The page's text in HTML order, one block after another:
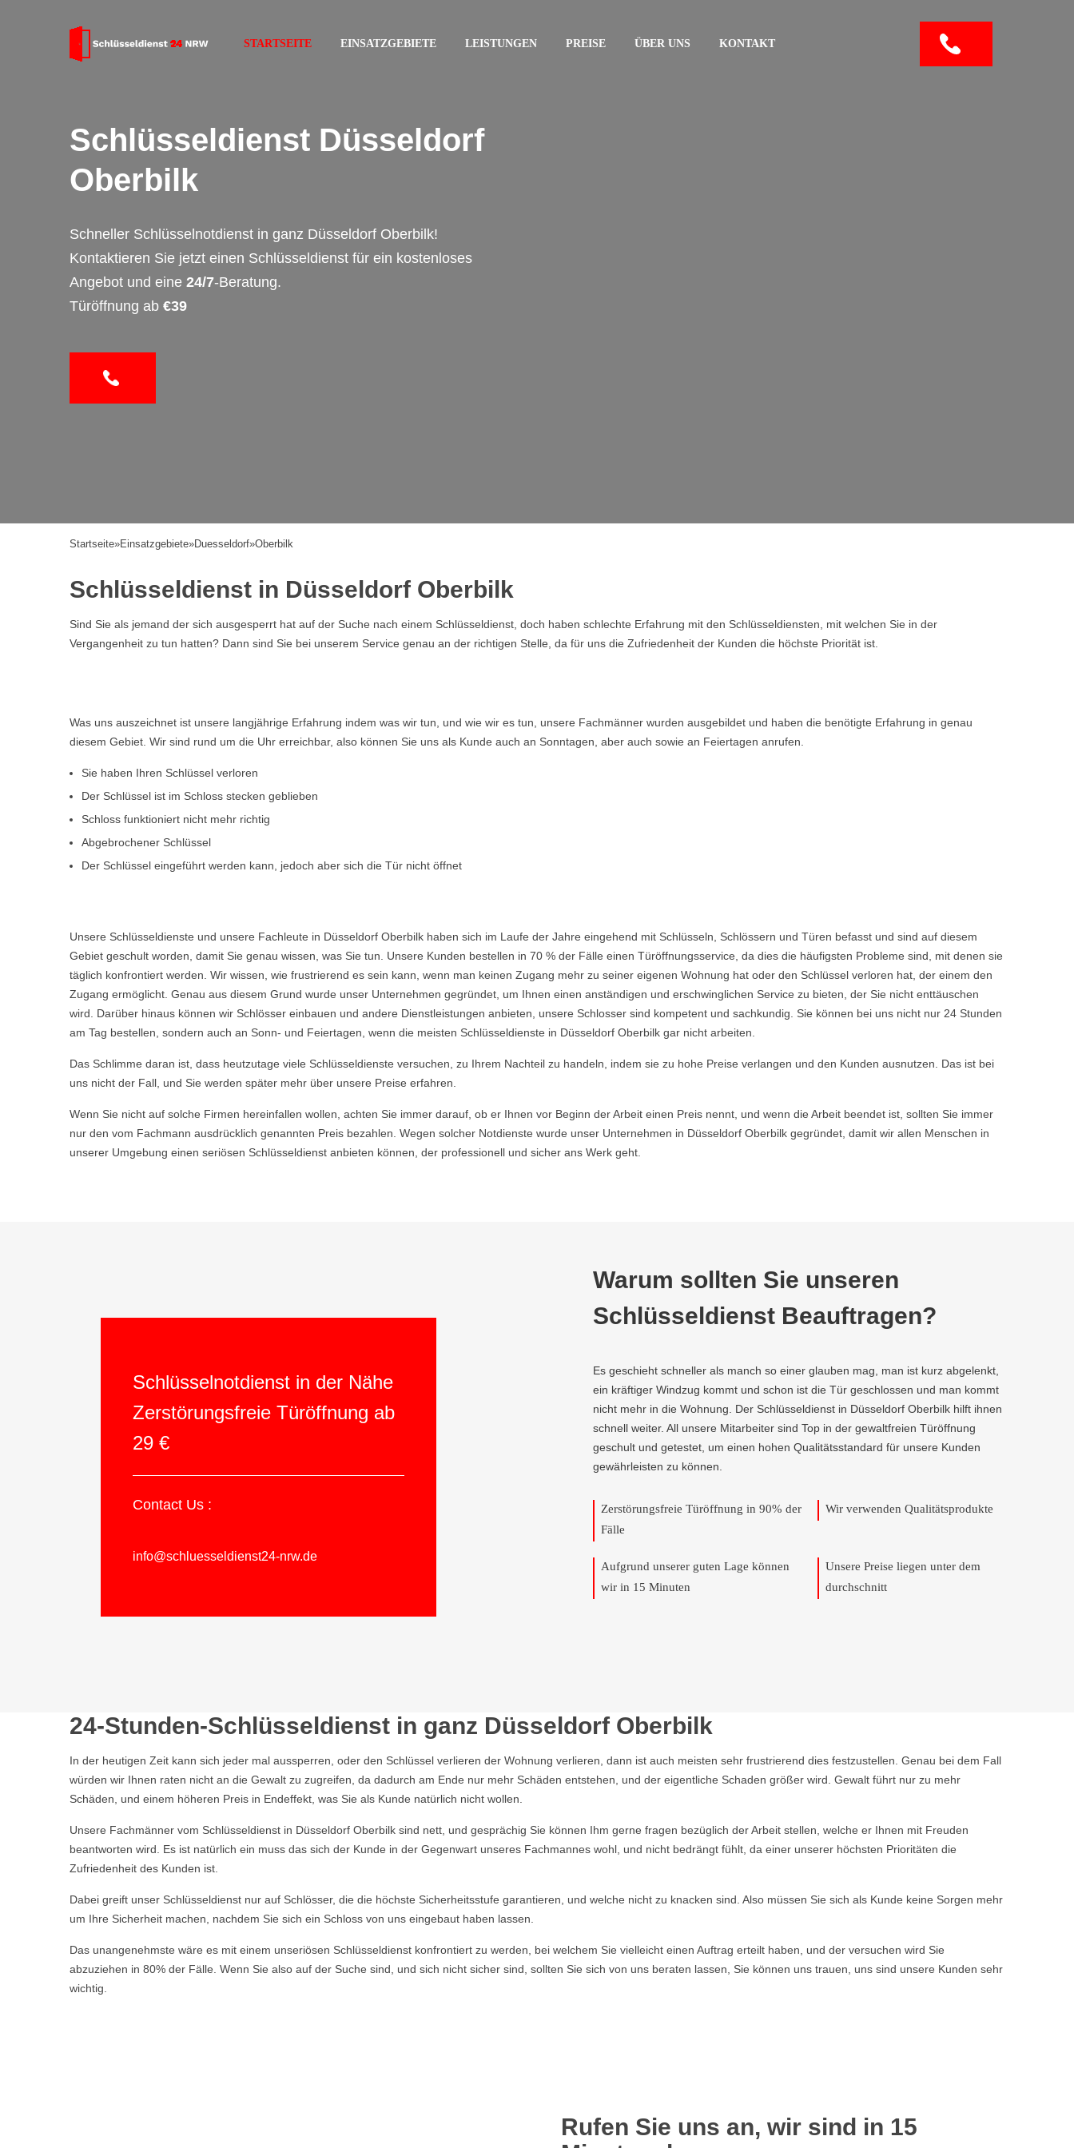
STARTSEITE EINSATZGEBIETE LEISTUNGEN PREISE ÜBER UNS KONTAKT
Schlüsseldienst Düsseldorf
Oberbilk
Schneller Schlüsselnotdienst in ganz Düsseldorf Oberbilk!
Kontaktieren Sie jetzt einen Schlüsseldienst für ein kostenloses
Angebot und eine 24/7-Beratung.
Türöffnung ab €39
Startseite»Einsatzgebiete»Duesseldorf»Oberbilk
Schlüsseldienst in Düsseldorf Oberbilk
Sind Sie als jemand der sich ausgesperrt hat auf der Suche nach einem Schlüsseldienst, doch haben schlechte Erfahrung mit den Schlüsseldiensten, mit welchen Sie in der
Vergangenheit zu tun hatten? Dann sind Sie bei unserem Service genau an der richtigen Stelle, da für uns die Zufriedenheit der Kunden die höchste Priorität ist.
Was uns auszeichnet ist unsere langjährige Erfahrung indem was wir tun, und wie wir es tun, unsere Fachmänner wurden ausgebildet und haben die benötigte Erfahrung in genau
diesem Gebiet. Wir sind rund um die Uhr erreichbar, also können Sie uns als Kunde auch an Sonntagen, aber auch sowie an Feiertagen anrufen.
Sie haben Ihren Schlüssel verloren
Der Schlüssel ist im Schloss stecken geblieben
Schloss funktioniert nicht mehr richtig
Abgebrochener Schlüssel
Der Schlüssel eingeführt werden kann, jedoch aber sich die Tür nicht öffnet
Unsere Schlüsseldienste und unsere Fachleute in Düsseldorf Oberbilk haben sich im Laufe der Jahre eingehend mit Schlüsseln, Schlössern und Türen befasst und sind auf diesem
Gebiet geschult worden, damit Sie genau wissen, was Sie tun. Unsere Kunden bestellen in 70 % der Fälle einen Türöffnungsservice, da dies die häufigsten Probleme sind, mit denen sie
täglich konfrontiert werden. Wir wissen, wie frustrierend es sein kann, wenn man keinen Zugang mehr zu seiner eigenen Wohnung hat oder den Schlüssel verloren hat, der einem den
Zugang ermöglicht. Genau aus diesem Grund wurde unser Unternehmen gegründet, um Ihnen einen anständigen und erschwinglichen Service zu bieten, der Sie nicht enttäuschen
wird. Darüber hinaus können wir Schlösser einbauen und andere Dienstleistungen anbieten, unsere Schlosser sind kompetent und sachkundig. Sie können bei uns nicht nur 24 Stunden
am Tag bestellen, sondern auch an Sonn- und Feiertagen, wenn die meisten Schlüsseldienste in Düsseldorf Oberbilk gar nicht arbeiten.
Das Schlimme daran ist, dass heutzutage viele Schlüsseldienste versuchen, zu Ihrem Nachteil zu handeln, indem sie zu hohe Preise verlangen und den Kunden ausnutzen. Das ist bei
uns nicht der Fall, und Sie werden später mehr über unsere Preise erfahren.
Wenn Sie nicht auf solche Firmen hereinfallen wollen, achten Sie immer darauf, ob er Ihnen vor Beginn der Arbeit einen Preis nennt, und wenn die Arbeit beendet ist, sollten Sie immer
nur den vom Fachmann ausdrücklich genannten Preis bezahlen. Wegen solcher Notdienste wurde unser Unternehmen in Düsseldorf Oberbilk gegründet, damit wir allen Menschen in
unserer Umgebung einen seriösen Schlüsseldienst anbieten können, der professionell und sicher ans Werk geht.
Schlüsselnotdienst in der Nähe
Zerstörungsfreie Türöffnung ab
29 €
Contact Us :
info@schluesseldienst24-nrw.de
Warum sollten Sie unseren
Schlüsseldienst Beauftragen?
Es geschieht schneller als manch so einer glauben mag, man ist kurz abgelenkt,
ein kräftiger Windzug kommt und schon ist die Tür geschlossen und man kommt
nicht mehr in die Wohnung. Der Schlüsseldienst in Düsseldorf Oberbilk hilft ihnen
schnell weiter. All unsere Mitarbeiter sind Top in der gewaltfreien Türöffnung
geschult und getestet, um einen hohen Qualitätsstandard für unsere Kunden
gewährleisten zu können.
Zerstörungsfreie Türöffnung in 90% der
Fälle
Wir verwenden Qualitätsprodukte
Aufgrund unserer guten Lage können
wir in 15 Minuten
Unsere Preise liegen unter dem
durchschnitt
24-Stunden-Schlüsseldienst in ganz Düsseldorf Oberbilk
In der heutigen Zeit kann sich jeder mal aussperren, oder den Schlüssel verlieren der Wohnung verlieren, dann ist auch meisten sehr frustrierend dies festzustellen. Genau bei dem Fall
würden wir Ihnen raten nicht an die Gewalt zu zugreifen, da dadurch am Ende nur mehr Schäden entstehen, und der eigentliche Schaden größer wird. Gewalt führt nur zu mehr
Schäden, und einem höheren Preis in Endeffekt, was Sie als Kunde natürlich nicht wollen.
Unsere Fachmänner vom Schlüsseldienst in Düsseldorf Oberbilk sind nett, und gesprächig Sie können Ihm gerne fragen bezüglich der Arbeit stellen, welche er Ihnen mit Freuden
beantworten wird. Es ist natürlich ein muss das sich der Kunde in der Gegenwart unseres Fachmannes wohl, und nicht bedrängt fühlt, da einer unserer höchsten Prioritäten die
Zufriedenheit des Kunden ist.
Dabei greift unser Schlüsseldienst nur auf Schlösser, die die höchste Sicherheitsstufe garantieren, und welche nicht zu knacken sind. Also müssen Sie sich als Kunde keine Sorgen mehr
um Ihre Sicherheit machen, nachdem Sie sich ein Schloss von uns eingebaut haben lassen.
Das unangenehmste wäre es mit einem unseriösen Schlüsseldienst konfrontiert zu werden, bei welchem Sie vielleicht einen Auftrag erteilt haben, und der versuchen wird Sie
abzuziehen in 80% der Fälle. Wenn Sie also auf der Suche sind, und sich nicht sicher sind, sollten Sie sich von uns beraten lassen, Sie können uns trauen, uns sind unsere Kunden sehr
wichtig.
Rufen Sie uns an, wir sind in 15